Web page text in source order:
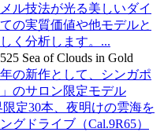
ル技法が光る美しいダイ
の実質価値や他モデルと
く分析します。...
の新作として、シンガポ
のサロン限定モデル
限定30本、夜明けの雲海を
グドライブ（Cal.9R65）